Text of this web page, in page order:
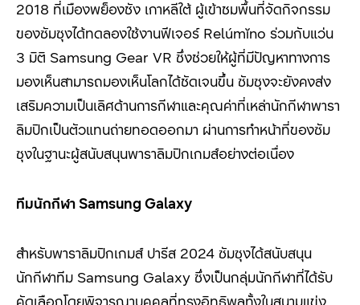
2018 ที่เมืองพย็องชัง เกาหลีใต้ ผู้เข้าชมพื้นที่จัดกิจกรรม
ของซัมซุงได้ทดลองใช้งานฟีเจอร์ Relúmĭno ร่วมกับแว่น
3 มิติ Samsung Gear VR ซึ่งช่วยให้ผู้ที่มีปัญหาทางการ
มองเห็นสามารถมองเห็นโลกได้ชัดเจนขึ้น ซัมซุงจะยังคงส่ง
เสริมความเป็นเลิศด้านการกีฬาและคุณค่าที่เหล่านักกีฬาพารา
ลิมปิกเป็นตัวแทนถ่ายทอดออกมา ผ่านการทำหน้าที่ของซัม
ซุงในฐานะผู้สนับสนุนพาราลิมปิกเกมส์อย่างต่อเนื่อง
ทีมนักกีฬาSamsung Galaxy
สำหรับพาราลิมปิกเกมส์ ปารีส 2024 ซัมซุงได้สนับสนุน
นักกีฬาทีม Samsung Galaxy ซึ่งเป็นกลุ่มนักกีฬาที่ได้รับ
คัดเลือกโดยพิจารณาบุคคลที่ทรงอิทธิพลทั้งในสนามแข่ง